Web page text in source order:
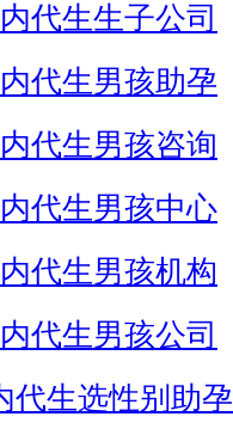
代生生子公司
代生男孩助孕
代生男孩咨询
代生男孩中心
代生男孩机构
代生男孩公司
代生选性别助孕